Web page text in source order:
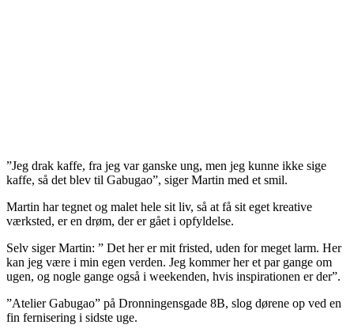
”Jeg drak kaffe, fra jeg var ganske ung, men jeg kunne ikke sige
kaffe, så det blev til Gabugao”, siger Martin med et smil.
Martin har tegnet og malet hele sit liv, så at få sit eget kreative
værksted, er en drøm, der er gået i opfyldelse.
Selv siger Martin: ” Det her er mit fristed, uden for meget larm. Her
kan jeg være i min egen verden. Jeg kommer her et par gange om
ugen, og nogle gange også i weekenden, hvis inspirationen er der”.
”Atelier Gabugao” på Dronningensgade 8B, slog dørene op ved en
fin fernisering i sidste uge.